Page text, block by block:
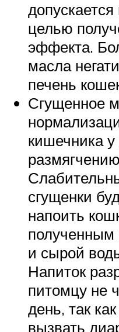
целью
эффекта.
масла
печень
Сгущенное
кишечника
сгущенки
напоить
полученным
и сырой
Напиток
питомцу не
день, так
вызвать